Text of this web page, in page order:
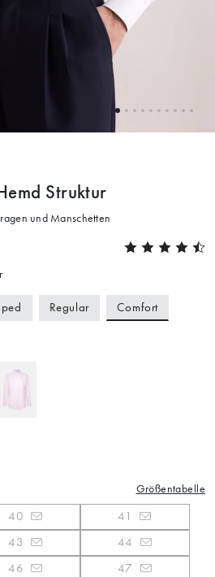
Struktur
und Manschetten
Regular Comfort
Größentabelle
40
41
43
44
46
47